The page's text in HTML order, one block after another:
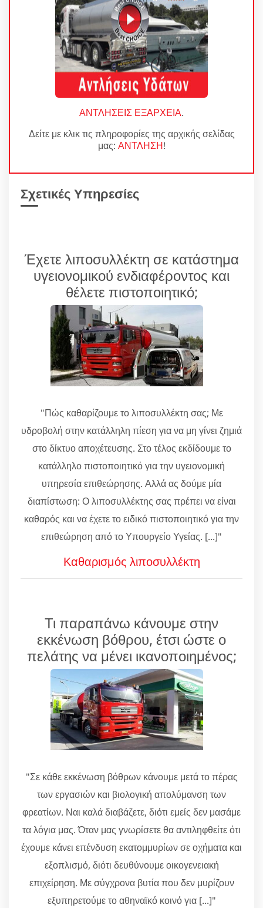
ΑΝΤΛΗΣΕΙΣ ΕΞΑΡΧΕΙΑ.
Δείτε με κλικ τις πληροφορίες της αρχικής σελίδας
μας: ΑΝΤΛΗΣΗ!
Σχετικές Υπηρεσίες
Έχετε λιποσυλλέκτη σε κατάστημα
υγειονομικού ενδιαφέροντος και
θέλετε πιστοποιητικό;
"Πώς καθαρίζουμε το λιποσυλλέκτη σας; Με
υδροβολή στην κατάλληλη πίεση για να μη γίνει ζημιά
στο δίκτυο αποχέτευσης. Στο τέλος εκδίδουμε το
κατάλληλο πιστοποιητικό για την υγειονομική
υπηρεσία επιθεώρησης. Αλλά ας δούμε μία
διαπίστωση: Ο λιποσυλλέκτης σας πρέπει να είναι
καθαρός και να έχετε το ειδικό πιστοποιητικό για την
επιθεώρηση από το Υπουργείο Υγείας. [...]"
Καθαρισμός λιποσυλλέκτη
Τι παραπάνω κάνουμε στην
εκκένωση βόθρου, έτσι ώστε ο
πελάτης να μένει ικανοποιημένος;
"Σε κάθε εκκένωση βόθρων κάνουμε μετά το πέρας
των εργασιών και βιολογική απολύμανση των
φρεατίων. Ναι καλά διαβάζετε, διότι εμείς δεν μασάμε
τα λόγια μας. Όταν μας γνωρίσετε θα αντιληφθείτε ότι
έχουμε κάνει επένδυση εκατομμυρίων σε οχήματα και
εξοπλισμό, διότι δευθύνουμε οικογενειακή
επιχείρηση. Με σύγχρονα βυτία που δεν μυρίζουν
εξυπηρετούμε το αθηναϊκό κοινό για [...]"